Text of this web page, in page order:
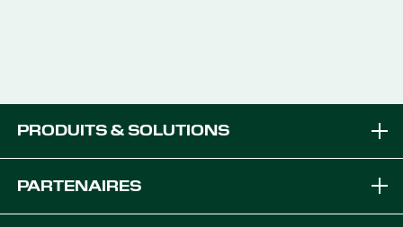
PRODUITS & SOLUTIONS
Équipement Solutions
PARTENAIRES